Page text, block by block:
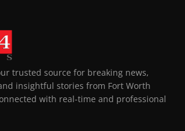
trusted source for breaking news,
insightful stories from Fort Worth
with real-time and professional